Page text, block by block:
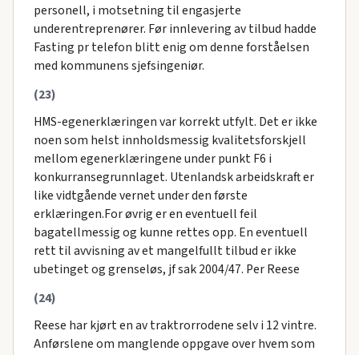
personell, i motsetning til engasjerte
underentreprenører. Før innlevering av tilbud hadde
Fasting pr telefon blitt enig om denne forståelsen
med kommunens sjefsingeniør.
(23)
HMS-egenerklæringen var korrekt utfylt. Det er ikke
noen som helst innholdsmessig kvalitetsforskjell
mellom egenerklæringene under punkt F6 i
konkurransegrunnlaget. Utenlandsk arbeidskraft er
like vidtgående vernet under den første
erklæringen.For øvrig er en eventuell feil
bagatellmessig og kunne rettes opp. En eventuell
rett til avvisning av et mangelfullt tilbud er ikke
ubetinget og grenseløs, jf sak 2004/47. Per Reese
(24)
Reese har kjørt en av traktrorrodene selv i 12 vintre.
Anførslene om manglende oppgave over hvem som